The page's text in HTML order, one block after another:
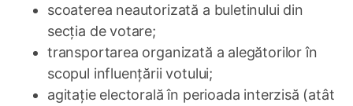
scoaterea neautorizată a buletinului din
secția de votare;
transportarea organizată a alegătorilor în
scopul influențării votului;
agitație electorală în perioada interzisă (atât